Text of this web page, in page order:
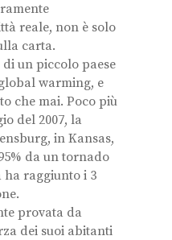
reale, non è solo
carta.
un piccolo paese
warming, e
che mai. Poco più
del 2007, la
in Kansas,
da un tornado
ha raggiunto i 3
provata da
dei suoi abitanti